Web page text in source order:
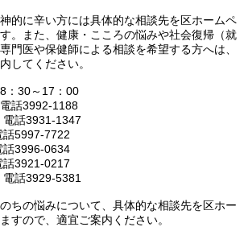
的に辛い方には具体的な相談先を区ホームペ
。また、健康・こころの悩みや社会復帰（就
門医や保健師による相談を希望する方へは、
してください。
30～17：00
3992-1188
3931-1347
5997-7722
3996-0634
3921-0217
3929-5381
ちの悩みについて、具体的な相談先を区ホー
すので、適宜ご案内ください。